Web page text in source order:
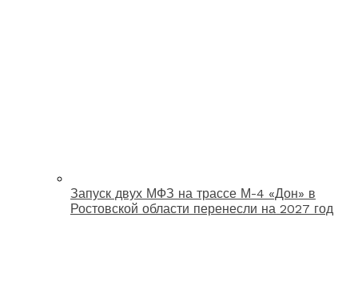
Запуск двух МФЗ на трассе М-4 «Дон» в
Ростовской области перенесли на 2027 год